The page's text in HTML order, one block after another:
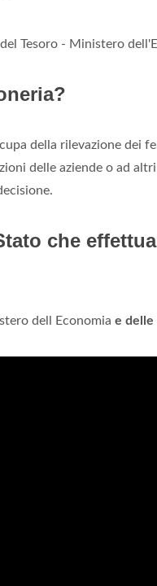
Tesoro - Ministero
della rilevazione dei
delle aziende o ad
che
dell Economia e delle